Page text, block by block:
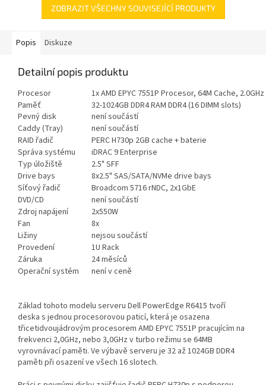
ZOBRAZIT VŠECHNY SOUVISEJÍCÍ PRODUKTY
Popis Diskuze
Detailní popis produktu
Procesor
1x AMD EPYC 7551P Procesor, 64M Cache, 2.0GHz
Paměť
32-1024GB DDR4 RAM DDR4 (16 DIMM slots)
Pevný disk
není součástí
Caddy (Tray)
není součástí
RAID řadič
PERC H730p 2GB cache + baterie
Správa systému
iDRAC 9 Enterprise
Typ úložiště
2.5" SFF
Drive bays
8x2.5" SAS/SATA/NVMe drive bays
Síťový řadič
Broadcom 5716 rNDC, 2x1GbE
DVD/CD
není součástí
Zdroj napájení
2x550W
Fan
8x
Ližiny
nejsou součástí
Provedení
1U Rack
Záruka
24 měsíců
Operační systém
není v ceně
Základ tohoto modelu serveru Dell PowerEdge R6415 tvoří
deska s jednou procesorovou paticí, která je osazena
třicetidvoujádrovým procesorem AMD EPYC 7551P pracujícím na
frekvenci 2,0GHz, nebo 3,0GHz v turbo režimu se 64MB
vyrovnávací paměti. Ve výbavě serveru je 32 až 1024GB DDR4
paměti při osazení ve všech 16 slotech.